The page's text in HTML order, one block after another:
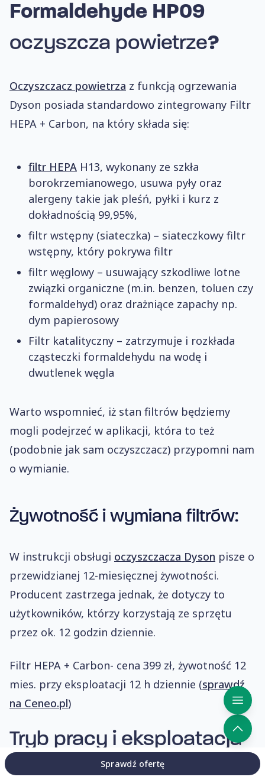
Sprawdź ofertę
Formaldehyde HP09
oczyszcza powietrze?
Oczyszczacz powietrza z funkcją ogrzewania
Dyson posiada standardowo zintegrowany Filtr
HEPA + Carbon, na który składa się:
filtr HEPA H13, wykonany ze szkła
borokrzemianowego, usuwa pyły oraz
alergeny takie jak pleśń, pyłki i kurz z
dokładnością 99,95%,
filtr wstępny (siateczka) – siateczkowy filtr
wstępny, który pokrywa filtr
filtr węglowy – usuwający szkodliwe lotne
związki organiczne (m.in. benzen, toluen czy
formaldehyd) oraz drażniące zapachy np.
dym papierosowy
Filtr katalityczny – zatrzymuje i rozkłada
cząsteczki formaldehydu na wodę i
dwutlenek węgla
Warto wspomnieć, iż stan filtrów będziemy
mogli podejrzeć w aplikacji, która to też
(podobnie jak sam oczyszczacz) przypomni nam
o wymianie.
Żywotność i wymiana filtrów:
W instrukcji obsługi oczyszczacza Dyson pisze o
przewidzianej 12-miesięcznej żywotności.
Producent zastrzega jednak, że dotyczy to
użytkowników, którzy korzystają ze sprzętu
przez ok. 12 godzin dziennie.
Filtr HEPA + Carbon- cena 399 zł, żywotność 12
mies. przy eksploatacji 12 h dziennie (sprawdź
na Ceneo.pl)
Tryb pracy i eksploatacja